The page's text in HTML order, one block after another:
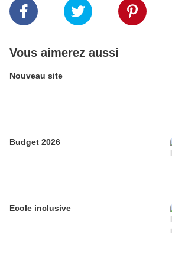
Vous aimerez aussi
Nouveau site
Budget 2026
Ecole inclusive